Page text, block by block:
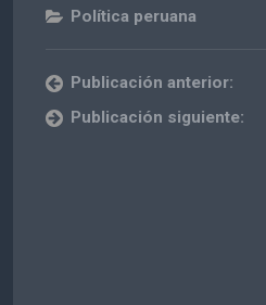
Política peruana
Publicación anterior:
Publicación siguiente: